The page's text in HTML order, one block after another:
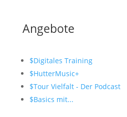
Angebote
$Digitales Training
$HutterMusic+
$Tour Vielfalt - Der Podcast
$Basics mit...